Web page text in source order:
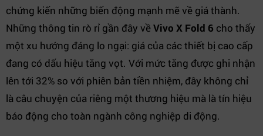
chứng kiến những biến động mạnh mẽ về giá thành.
Những thông tin rò rỉ gần đây về Vivo X Fold 6 cho thấy
một xu hướng đáng lo ngại: giá của các thiết bị cao cấp
đang có dấu hiệu tăng vọt. Với mức tăng được ghi nhận
lên tới 32% so với phiên bản tiền nhiệm, đây không chỉ
là câu chuyện của riêng một thương hiệu mà là tín hiệu
báo động cho toàn ngành công nghiệp di động.